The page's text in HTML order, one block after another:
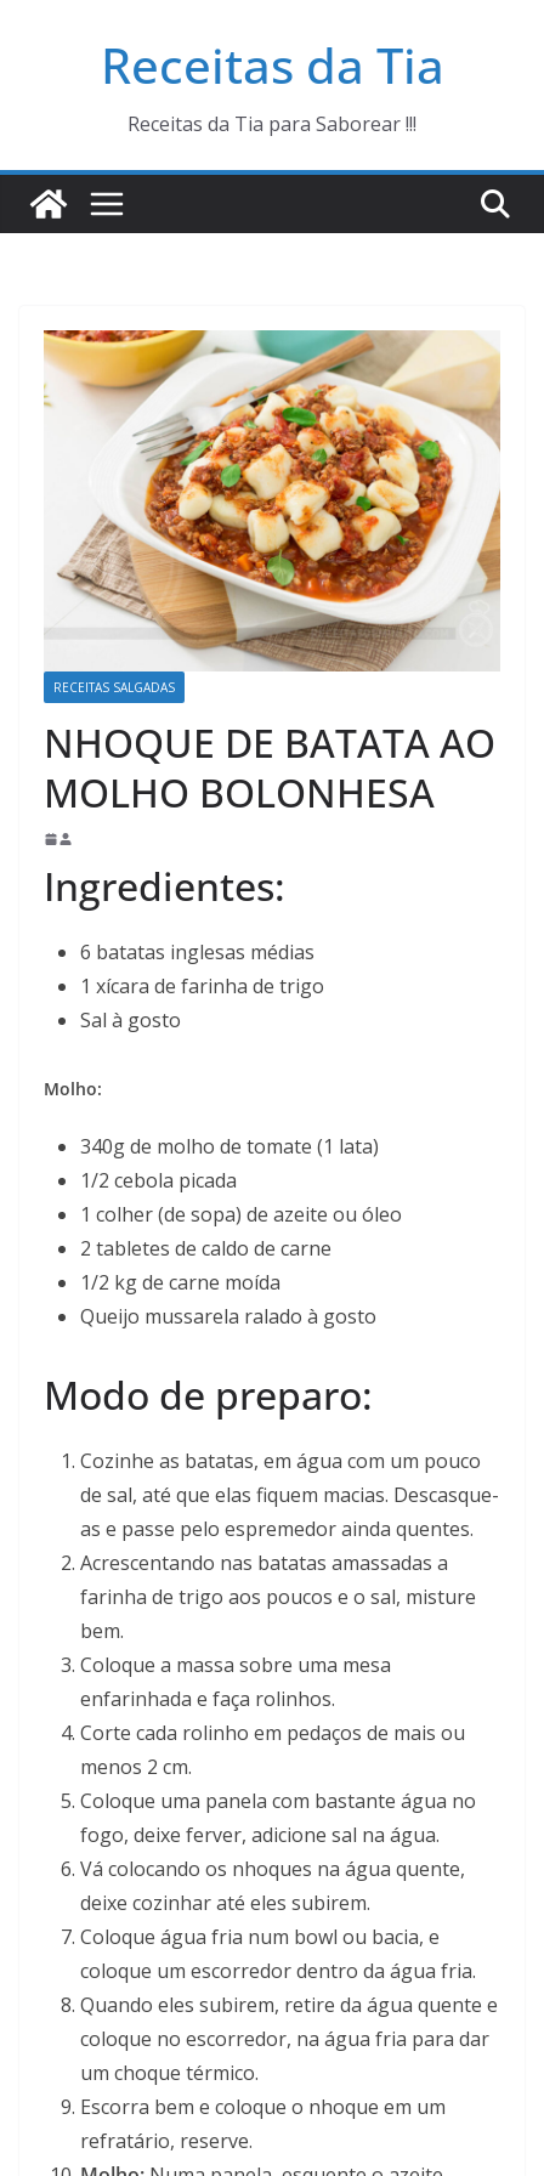
Receitas da Tia
Receitas da Tia para Saborear !!!
RECEITAS SALGADAS
NHOQUE DE BATATA AO
MOLHO BOLONHESA
Ingredientes:
6 batatas inglesas médias
1 xícara de farinha de trigo
Sal à gosto
Molho:
340g de molho de tomate (1 lata)
1/2 cebola picada
1 colher (de sopa) de azeite ou óleo
2 tabletes de caldo de carne
1/2 kg de carne moída
Queijo mussarela ralado à gosto
Modo de preparo:
Cozinhe as batatas, em água com um pouco
de sal, até que elas fiquem macias. Descasque-
as e passe pelo espremedor ainda quentes.
Acrescentando nas batatas amassadas a
farinha de trigo aos poucos e o sal, misture
bem.
Coloque a massa sobre uma mesa
enfarinhada e faça rolinhos.
Corte cada rolinho em pedaços de mais ou
menos 2 cm.
Coloque uma panela com bastante água no
fogo, deixe ferver, adicione sal na água.
Vá colocando os nhoques na água quente,
deixe cozinhar até eles subirem.
Coloque água fria num bowl ou bacia, e
coloque um escorredor dentro da água fria.
Quando eles subirem, retire da água quente e
coloque no escorredor, na água fria para dar
um choque térmico.
Escorra bem e coloque o nhoque em um
refratário, reserve.